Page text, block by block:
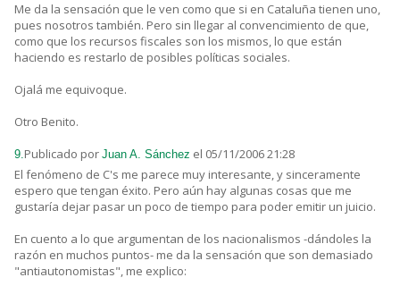
Me da la sensación que le ven como que si en Cataluña tienen uno,
pues nosotros también. Pero sin llegar al convencimiento de que,
como que los recursos fiscales son los mismos, lo que están
haciendo es restarlo de posibles políticas sociales.
Ojalá me equivoque.
Otro Benito.
9.Publicado por Juan A. Sánchez el 05/11/2006 21:28
El fenómeno de C's me parece muy interesante, y sinceramente
espero que tengan éxito. Pero aún hay algunas cosas que me
gustaría dejar pasar un poco de tiempo para poder emitir un juicio.
En cuento a lo que argumentan de los nacionalismos -dándoles la
razón en muchos puntos- me da la sensación que son demasiado
"antiautonomistas", me explico: